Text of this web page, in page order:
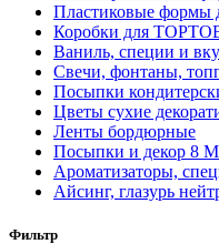
Пластиковые формы
Коробки для
Ваниль, специи и
Свечи, фонтаны,
Посыпки
Цветы сухие
Ленты бордюрные
Посыпки и декор 8
Ароматизаторы,
Айсинг, глазурь
Фильтр